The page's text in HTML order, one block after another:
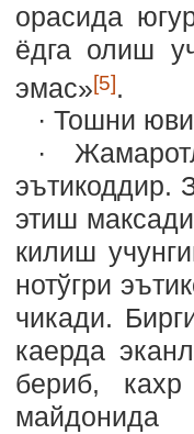
орасида
ёдга олиш
эмас»[5].
· Тошни
·
эътикоддир.
этиш
килиш
нотўгри
чикади.
каерда
бериб,